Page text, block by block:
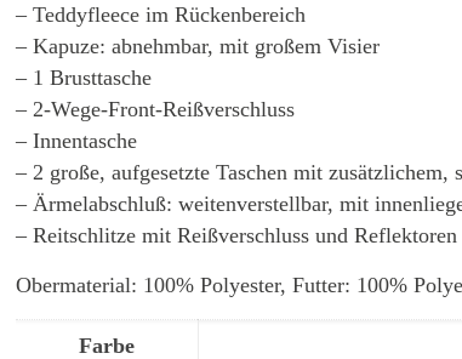
– Teddyfleece im Rückenbereich
– Kapuze: abnehmbar, mit großem Visier
– 1 Brusttasche
– 2-Wege-Front-Reißverschluss
– Innentasche
– 2 große, aufgesetzte Taschen mit
– Ärmelabschluß: weitenverstellbar, mit
– Reitschlitze mit Reißverschluss und Reflektoren
Obermaterial: 100% Polyester, Futter: 100%
Farbe